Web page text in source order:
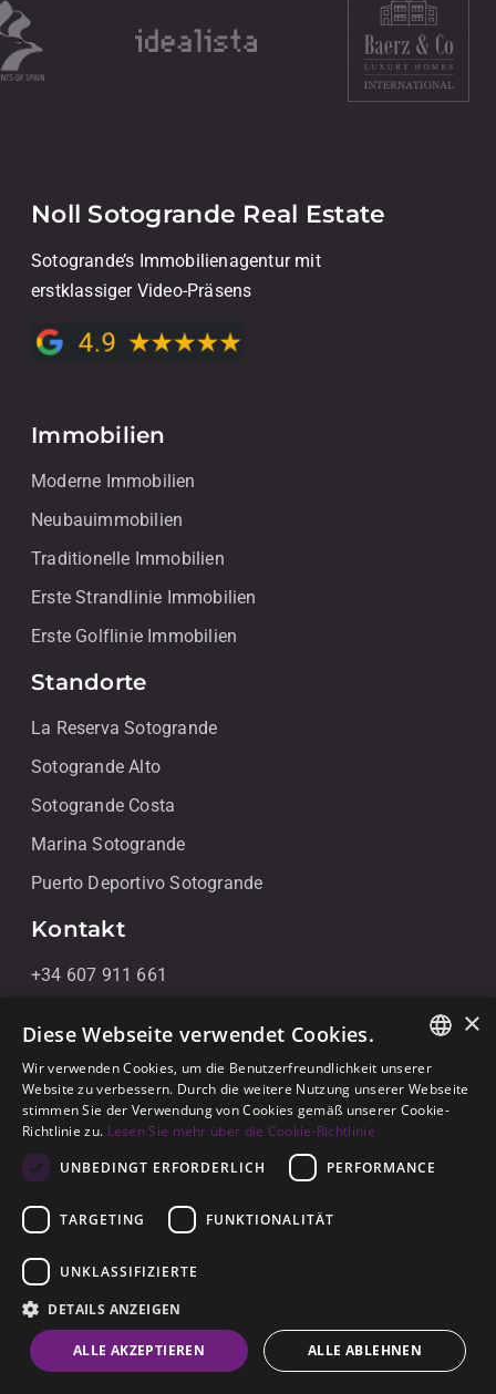
Noll Sotogrande Real Estate
Sotogrande’s Immobilienagentur mit
erstklassiger Video-Präsens
Immobilien
Moderne Immobilien
Neubauimmobilien
Traditionelle Immobilien
Erste Strandlinie Immobilien
Erste Golflinie Immobilien
Standorte
La Reserva Sotogrande
Sotogrande Alto
Sotogrande Costa
Marina Sotogrande
Puerto Deportivo Sotogrande
Kontakt
+34 607 911 661
Kontaktieren Sie uns
Galerias Paniagua Local 43 Avenida de Paniagua, s/n
11310 Sotogrande, Cádiz
© 2026 Noll Sotogrande
ENGLISH
SPANISH
×
Diese Webseite verwendet Cookies.
Wir verwenden Cookies, um die Benutzerfreundlichkeit unserer
Website zu verbessern. Durch die weitere Nutzung unserer Webseite
stimmen Sie der Verwendung von Cookies gemäß unserer Cookie-
Richtlinie zu. Lesen Sie mehr über die Cookie-Richtlinie
UNBEDINGT ERFORDERLICH
PERFORMANCE
TARGETING FUNKTIONALITÄT
UNKLASSIFIZIERTE
DETAILS ANZEIGEN
ALLE AKZEPTIEREN ALLE ABLEHNEN